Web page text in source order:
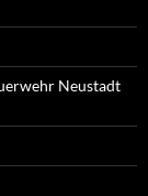
Neustadt